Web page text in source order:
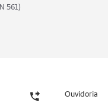
561)
Ouvidoria